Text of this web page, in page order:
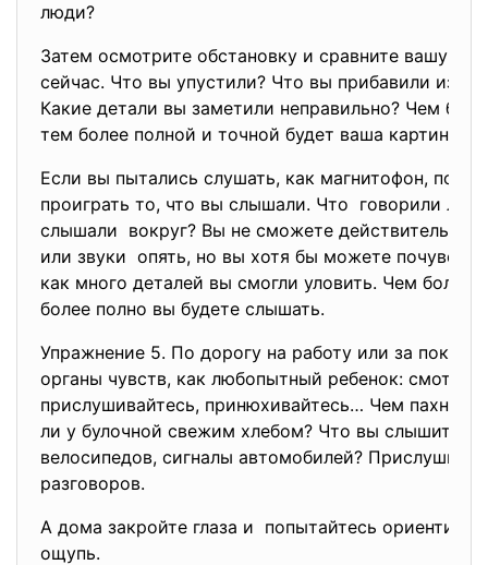
люди?
Затем осмотрите обстановку и сравните вашу
сейчас. Что вы упустили? Что вы прибавили из
Какие детали вы заметили неправильно? Чем
тем более полной и точной будет ваша картина.
Если вы пытались слушать, как магнитофон,
проиграть то, что вы слышали. Что говорили
слышали вокруг? Вы не сможете действительно
или звуки опять, но вы хотя бы можете
как много деталей вы смогли уловить. Чем
более полно вы будете слышать.
Упражнение 5. По дорогу на работу или за
органы чувств, как любопытный ребенок:
прислушивайтесь, принюхивайтесь… Чем пахнет
ли у булочной свежим хлебом? Что вы слышите на
велосипедов, сигналы автомобилей?
разговоров.
А дома закройте глаза и попытайтесь
ощупь.